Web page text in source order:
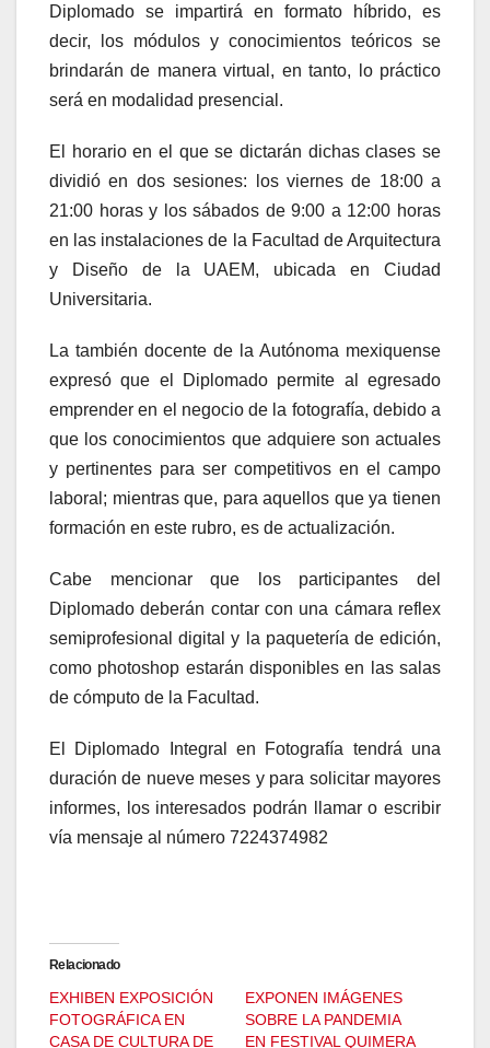
Diplomado se impartirá en formato híbrido, es
decir, los módulos y conocimientos teóricos se
brindarán de manera virtual, en tanto, lo práctico
será en modalidad presencial.
El horario en el que se dictarán dichas clases se
dividió en dos sesiones: los viernes de 18:00 a
21:00 horas y los sábados de 9:00 a 12:00 horas
en las instalaciones de la Facultad de Arquitectura
y Diseño de la UAEM, ubicada en Ciudad
Universitaria.
La también docente de la Autónoma mexiquense
expresó que el Diplomado permite al egresado
emprender en el negocio de la fotografía, debido a
que los conocimientos que adquiere son actuales
y pertinentes para ser competitivos en el campo
laboral; mientras que, para aquellos que ya tienen
formación en este rubro, es de actualización.
Cabe mencionar que los participantes del
Diplomado deberán contar con una cámara reflex
semiprofesional digital y la paquetería de edición,
como photoshop estarán disponibles en las salas
de cómputo de la Facultad.
El Diplomado Integral en Fotografía tendrá una
duración de nueve meses y para solicitar mayores
informes, los interesados podrán llamar o escribir
vía mensaje al número 7224374982
Relacionado
EXHIBEN EXPOSICIÓN
FOTOGRÁFICA EN
CASA DE CULTURA DE
EXPONEN IMÁGENES
SOBRE LA PANDEMIA
EN FESTIVAL QUIMERA